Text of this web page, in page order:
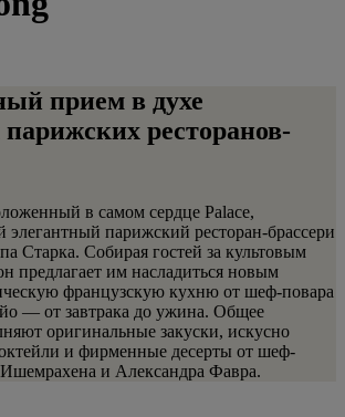
прием в духе
ресторанов-
в самом сердце Palace,
элегантный парижский ресторан-брассери
Старка. Собирая гостей за культовым
предлагает им насладиться новым
французскую кухню от шеф-повара
— от завтрака до ужина. Общее
оригинальные закуски, искусно
и фирменные десерты от шеф-
и Александра Фавра.